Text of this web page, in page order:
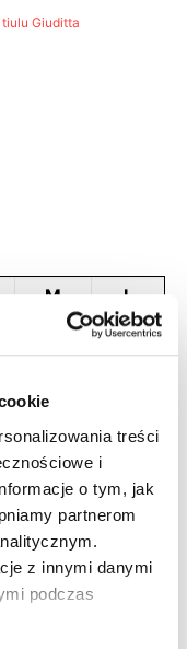
treści
i
o tym, jak
partnerom
z innymi danymi
podczas
Giuditta
M
(38)
L
(40)
92-96 97-
S (36)
aby nie ściskać piersi.